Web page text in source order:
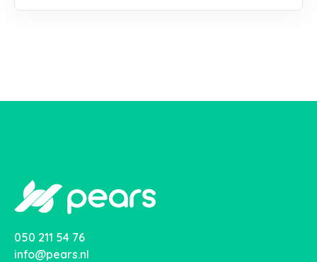
050 211 54 76
info@pears.nl